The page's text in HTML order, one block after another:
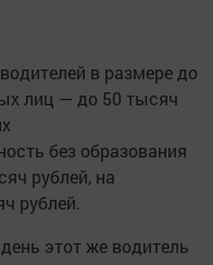
в размере до
лиц — до 50 тысяч
без образования
рублей, на
рублей.
этот же водитель